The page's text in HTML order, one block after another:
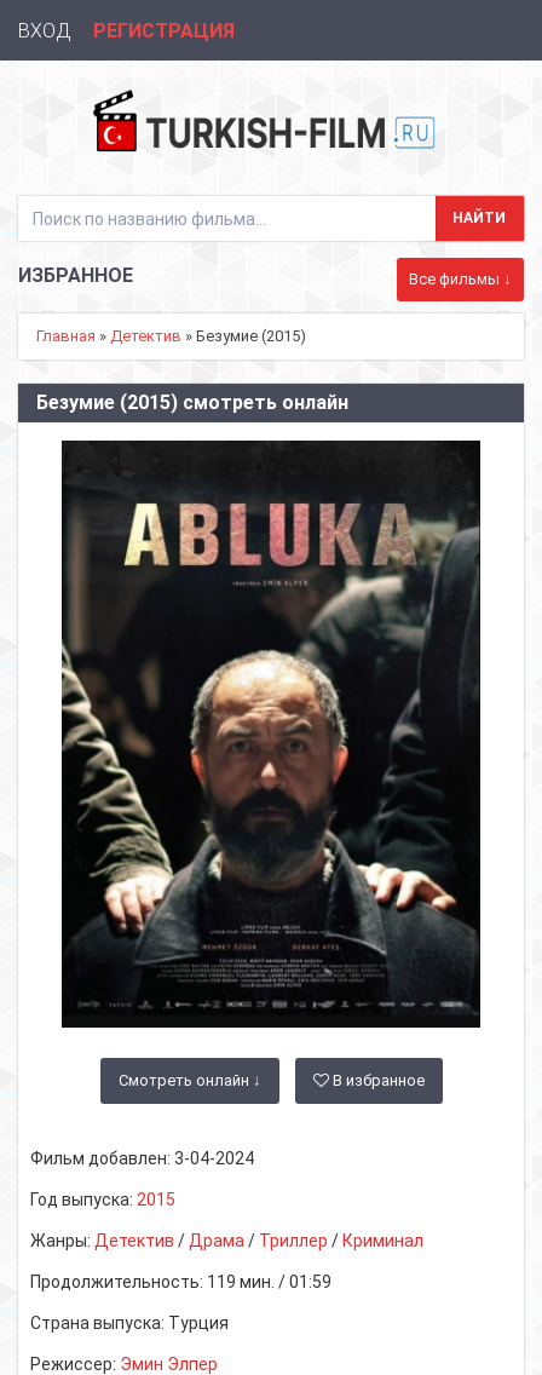
ВХОД РЕГИСТРАЦИЯ
ИЗБРАННОЕ Все фильмы ↓
Главная » Детектив » Безумие (2015)
Безумие (2015) смотреть онлайн
Смотреть онлайн ↓ В избранное
Фильм добавлен: 3-04-2024
Год выпуска: 2015
Жанры: Детектив / Драма / Триллер / Криминал
Продолжительность: 119 мин. / 01:59
Страна выпуска: Турция
Режиссер: Эмин Элпер